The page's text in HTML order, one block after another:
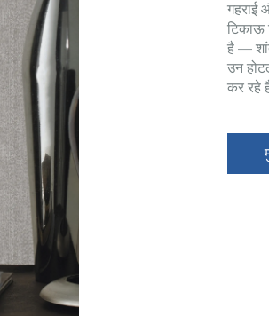
गहराई
टिकाऊ
है —
उन
कर रहे